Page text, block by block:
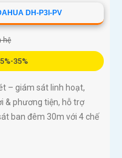
DH-P3I-PV
hệ
35%
– giám sát linh hoạt,
& phương tiện, hỗ trợ
ban đêm 30m với 4 chế